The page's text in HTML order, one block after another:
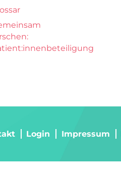
Login Impressum